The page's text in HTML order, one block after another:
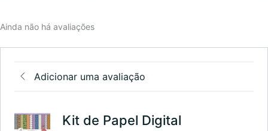
Ainda não há avaliações
Adicionar uma avaliação
Kit de Papel Digital